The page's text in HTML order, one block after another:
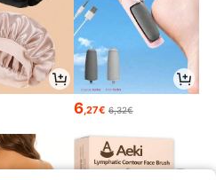
6 ,27€ 6,32€